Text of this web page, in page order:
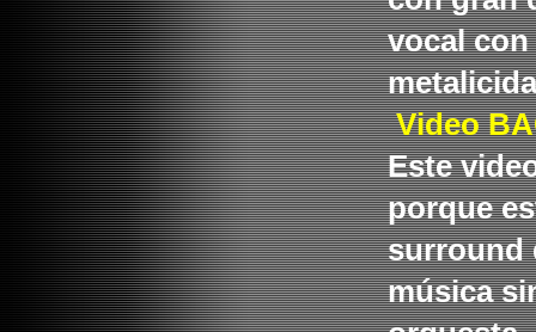
vocal
Video
Este
porque
surround
música